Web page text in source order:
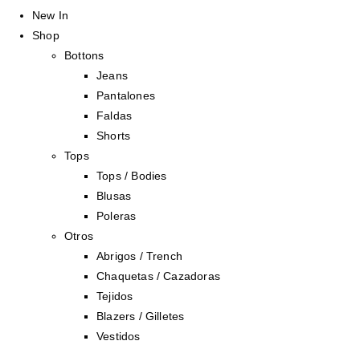
New In
Shop
Bottons
Jeans
Pantalones
Faldas
Shorts
Tops
Tops / Bodies
Blusas
Poleras
Otros
Abrigos / Trench
Chaquetas / Cazadoras
Tejidos
Blazers / Gilletes
Vestidos